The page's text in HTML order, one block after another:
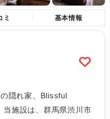
ミ 基本情報
隠れ家、Blissful
施設は、群馬県渋川市